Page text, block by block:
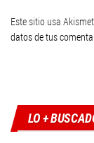
Este sitio usa
datos de tus
LO +